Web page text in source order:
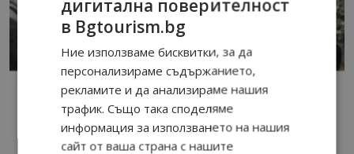
дигитална поверителност
в Bgtourism.bg
Ние използваме бисквитки, за да
персонализираме съдържанието,
рекламите и да анализираме нашия
трафик. Също така споделяме
информация за използването на нашия
сайт от ваша страна с нашите